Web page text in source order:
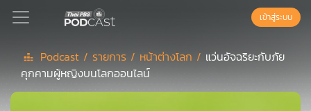
Podcast
เข้าสู่ระบบ
Podcast / รายการ / หน้าต่างโลก / แว่นอัจฉริยะกับภัย
คุกคามผู้หญิงบนโลกออนไลน์